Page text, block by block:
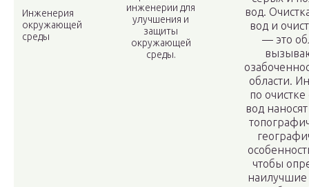
Инженерия
окружающей
среды
инженерии для
улучшения и
защиты
окружающей
среды.
вод.
вод и
— это
области.
по
вод
чтобы
наилучшие